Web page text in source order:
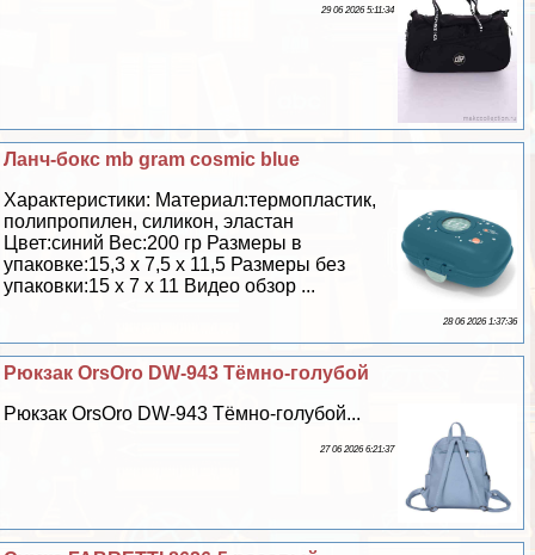
29 06 2026 5:11:34
Ланч-бокс mb gram cosmic blue
Хаpaктеристики: Материал:термопластик,
полипропилен, силикон, эластан
Цвет:синий Вес:200 гр Размеры в
упаковке:15,3 х 7,5 х 11,5 Размеры без
упаковки:15 х 7 х 11 Видео обзор ...
28 06 2026 1:37:36
Рюкзак OrsOro DW-943 Тёмно-гoлyбой
Рюкзак OrsOro DW-943 Тёмно-гoлyбой...
27 06 2026 6:21:37